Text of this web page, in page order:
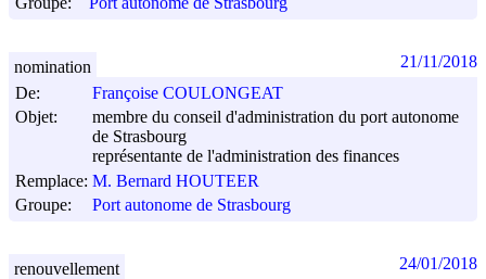
De:
Françoise COULONGEAT
Objet:
membre du conseil d'administration du port autonome
de Strasbourg
représentante de l'administration des finances
Remplace: M. Bernard HOUTEER
Groupe:
Port autonome de Strasbourg
nomination 21/11/2018
renouvellement 24/01/2018